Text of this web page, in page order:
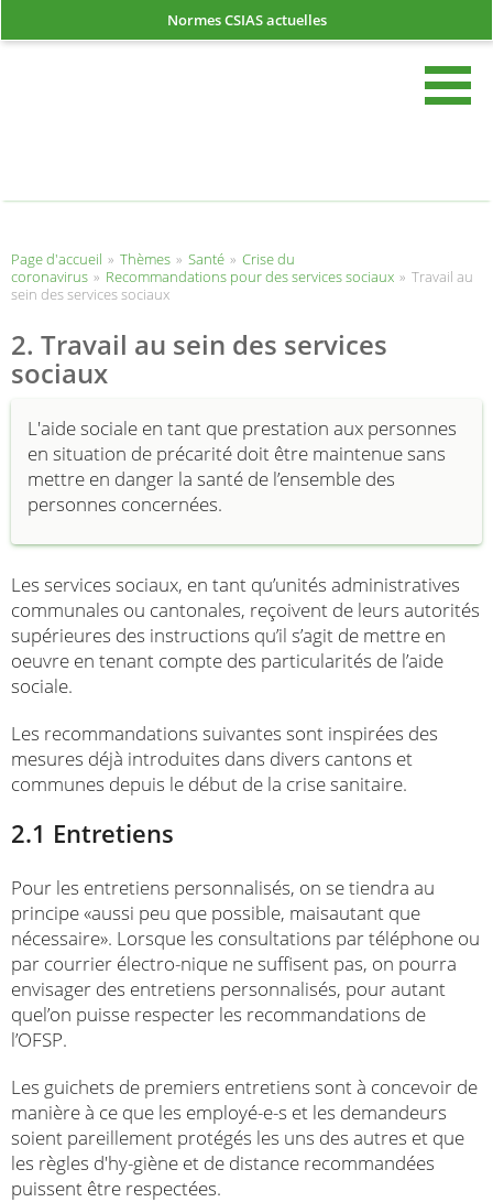
Normes CSIAS actuelles
Page d'accueil » Thèmes » Santé » Crise du
coronavirus » Recommandations pour des services sociaux » Travail au
sein des services sociaux
2. Travail au sein des services
sociaux
L'aide sociale en tant que prestation aux personnes
en situation de précarité doit être maintenue sans
mettre en danger la santé de l’ensemble des
personnes concernées.
Les services sociaux, en tant qu’unités administratives
communales ou cantonales, reçoivent de leurs autorités
supérieures des instructions qu’il s’agit de mettre en
oeuvre en tenant compte des particularités de l’aide
sociale.
Les recommandations suivantes sont inspirées des
mesures déjà introduites dans divers cantons et
communes depuis le début de la crise sanitaire.
2.1 Entretiens
Pour les entretiens personnalisés, on se tiendra au
principe «aussi peu que possible, maisautant que
nécessaire». Lorsque les consultations par téléphone ou
par courrier électro-nique ne suffisent pas, on pourra
envisager des entretiens personnalisés, pour autant
quel’on puisse respecter les recommandations de
l’OFSP.
Les guichets de premiers entretiens sont à concevoir de
manière à ce que les employé-e-s et les demandeurs
soient pareillement protégés les uns des autres et que
les règles d'hy-giène et de distance recommandées
puissent être respectées.